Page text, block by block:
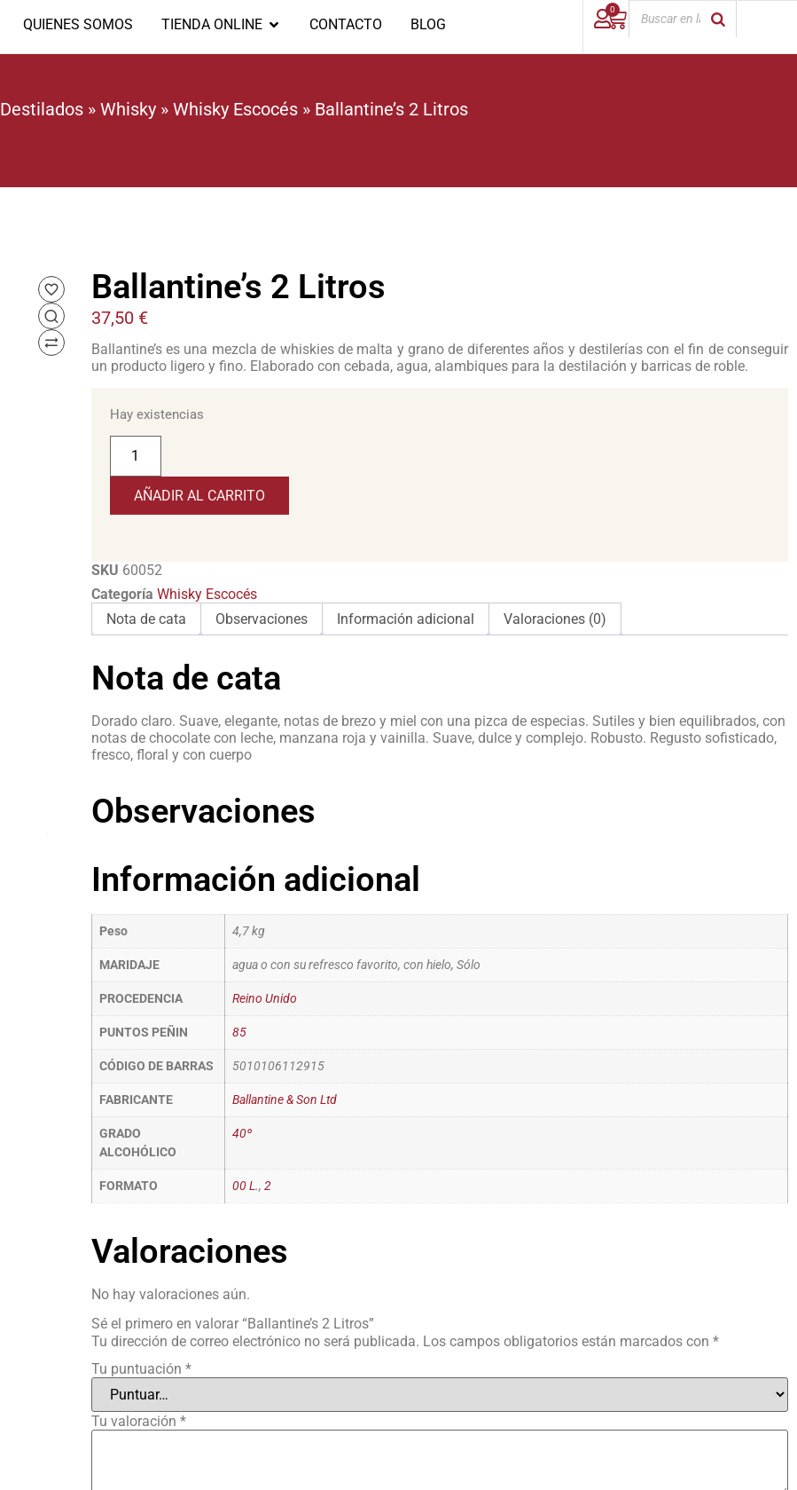
QUIENES SOMOS TIENDA ONLINE CONTACTO BLOG
0
Destilados» Whisky» Whisky Escocés» Ballantine’s 2 Litros
Ballantine’s 2 Litros
37,50 €
Ballantine’s es una mezcla de whiskies de malta y grano de diferentes años y destilerías con el fin de conseguir
un producto ligero y fino. Elaborado con cebada, agua, alambiques para la destilación y barricas de roble.
Hay existencias
AÑADIR AL CARRITO
SKU 60052
Categoría Whisky Escocés
Nota de cata
Observaciones Información adicional Valoraciones (0)
Nota de cata
Dorado claro. Suave, elegante, notas de brezo y miel con una pizca de especias. Sutiles y bien equilibrados, con
notas de chocolate con leche, manzana roja y vainilla. Suave, dulce y complejo. Robusto. Regusto sofisticado,
fresco, floral y con cuerpo
Observaciones
Información adicional
Peso 4,7 kg
MARIDAJE agua o con su refresco favorito, con hielo, Sólo
PROCEDENCIA Reino Unido
PUNTOS PEÑIN 85
CÓDIGO DE BARRAS 5010106112915
FABRICANTE Ballantine & Son Ltd
GRADO
ALCOHÓLICO
40º
FORMATO 00 L., 2
Valoraciones
No hay valoraciones aún.
Sé el primero en valorar “Ballantine’s 2 Litros”
Tu dirección de correo electrónico no será publicada. Los campos obligatorios están marcados con *
Tu puntuación *
Tu valoración *